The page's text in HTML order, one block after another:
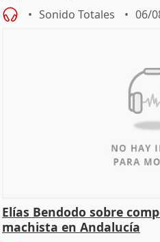
Sonido Totales 06/
Elías Bendodo sobre
machista en Andalucía